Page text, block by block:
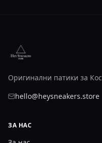
Оригинални патики за
hello@heysneakers.store
ЗА НАС